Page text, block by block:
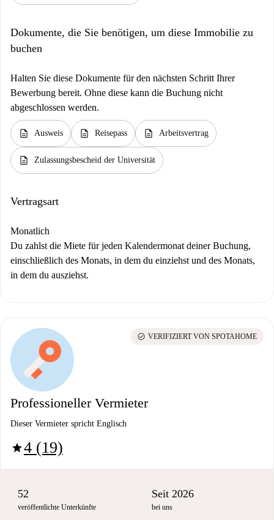
Dokumente, die Sie benötigen, um diese Immobilie zu
buchen
Halten Sie diese Dokumente für den nächsten Schritt Ihrer
Bewerbung bereit. Ohne diese kann die Buchung nicht
abgeschlossen werden.
description Ausweis description Reisepass description Arbeitsvertrag
description Zulassungsbescheid der Universität
Vertragsart
Monatlich
Du zahlst die Miete für jeden Kalendermonat deiner Buchung,
einschließlich des Monats, in dem du einziehst und des Monats,
in dem du ausziehst.
Professioneller Vermieter
Dieser Vermieter spricht Englisch
star4 (19)
check_circle VERIFIZIERT VON SPOTAHOME
52
veröffentlichte Unterkünfte
Seit 2026
bei uns